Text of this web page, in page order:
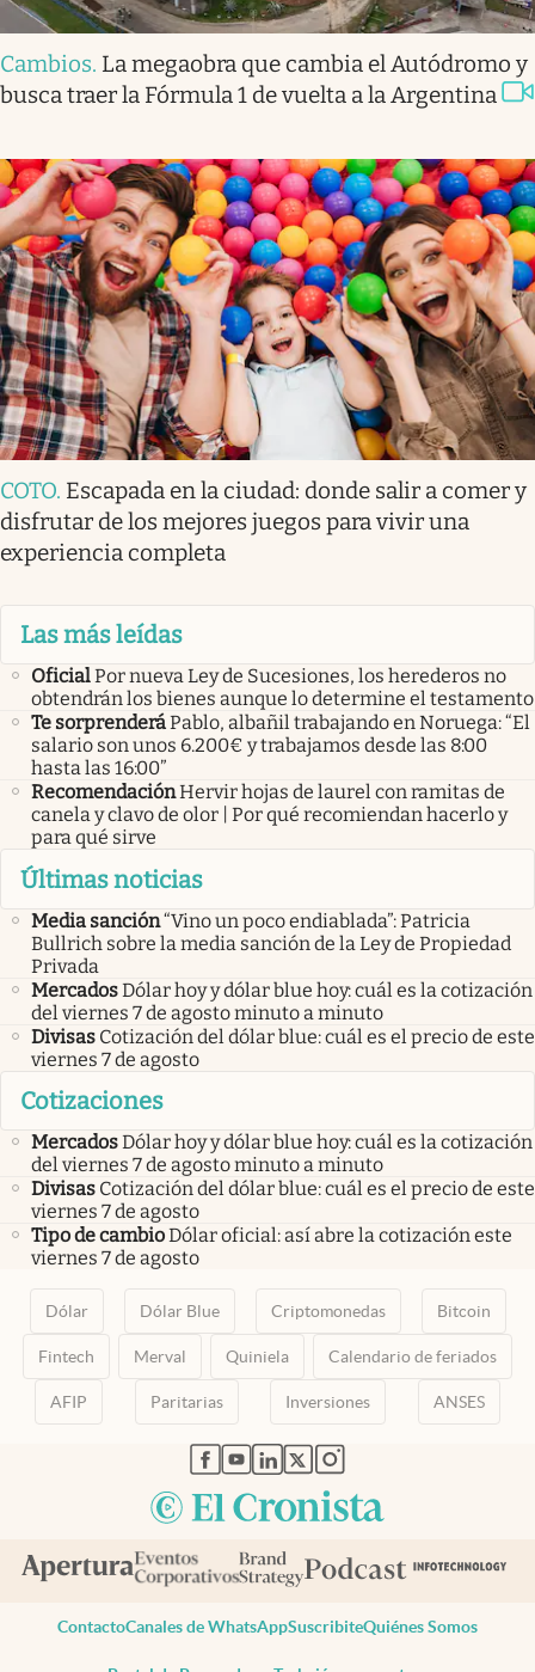
Cambios. La megaobra que cambia el Autódromo y
busca traer la Fórmula 1 de vuelta a la Argentina
COTO. Escapada en la ciudad: donde salir a comer y
disfrutar de los mejores juegos para vivir una
experiencia completa
Las más leídas
OficialPor nueva Ley de Sucesiones, los herederos no
obtendrán los bienes aunque lo determine el testamento
Te sorprenderáPablo, albañil trabajando en Noruega: “El
salario son unos 6.200€ y trabajamos desde las 8:00
hasta las 16:00”
RecomendaciónHervir hojas de laurel con ramitas de
canela y clavo de olor | Por qué recomiendan hacerlo y
para qué sirve
Últimas noticias
Media sanción“Vino un poco endiablada”: Patricia
Bullrich sobre la media sanción de la Ley de Propiedad
Privada
MercadosDólar hoy y dólar blue hoy: cuál es la cotización
del viernes 7 de agosto minuto a minuto
Divisas Cotización del dólar blue: cuál es el precio de este
viernes 7 de agosto
Cotizaciones
MercadosDólar hoy y dólar blue hoy: cuál es la cotización
del viernes 7 de agosto minuto a minuto
Divisas Cotización del dólar blue: cuál es el precio de este
viernes 7 de agosto
Tipo de cambioDólar oficial: así abre la cotización este
viernes 7 de agosto
Dólar Dólar Blue Criptomonedas Bitcoin
Fintech Merval Quiniela Calendario de feriados
AFIP Paritarias Inversiones ANSES
abre en nueva pestaña
abre en nueva pestaña
abre en nueva pestaña
abre en nueva pestaña
abre en nueva pestaña
ContactoCanales de WhatsAppSuscribiteQuiénes Somos